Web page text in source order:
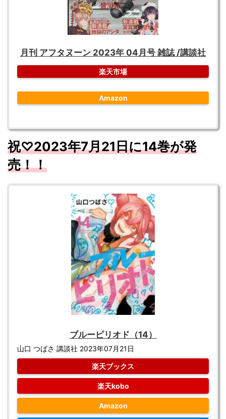
月刊 アフタヌーン 2023年 04月号 雑誌 /講談社
楽天市場
Amazon
祝♡2023年7月21日に14巻が発
売！！
ブルーピリオド（14）
山口 つばさ 講談社 2023年07月21日
楽天ブックス
楽天kobo
Amazon